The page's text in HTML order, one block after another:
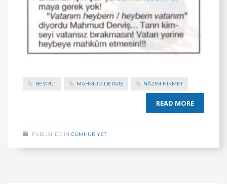
BEYRUT MAHMUD DERVİŞ NÂZIM HIKMET
READ MORE
PUBLISHED IN CUMHURİYET